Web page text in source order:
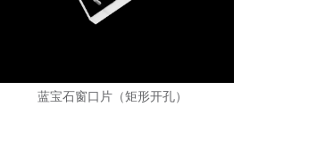
蓝宝石窗口片（矩形开孔）